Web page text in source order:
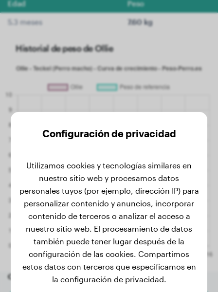
Edad Peso
5.3 meses 7.60 kg
Historial de peso de Ollie
Otros perros aleatorios
Configuración de privacidad
Utilizamos cookies y tecnologías similares en
nuestro sitio web y procesamos datos
personales tuyos (por ejemplo, dirección IP) para
personalizar contenido y anuncios, incorporar
contenido de terceros o analizar el acceso a
nuestro sitio web. El procesamiento de datos
también puede tener lugar después de la
configuración de las cookies. Compartimos
estos datos con terceros que especificamos en
la configuración de privacidad.